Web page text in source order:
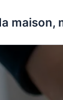
maison,